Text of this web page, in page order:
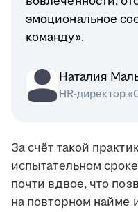
эмоциональное
команду».
Наталия
HR-директор
За счёт такой
испытательном
почти вдвое, что
на повторном найме